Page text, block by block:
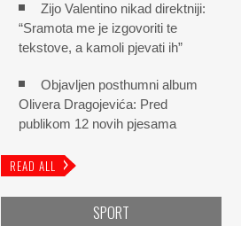
Zijo Valentino nikad direktniji:
“Sramota me je izgovoriti te
tekstove, a kamoli pjevati ih”
Objavljen posthumni album
Olivera Dragojevića: Pred
publikom 12 novih pjesama
READ ALL
SPORT